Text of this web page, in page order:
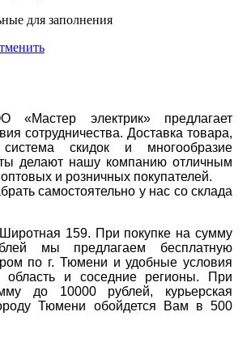
для заполнения
«Мастер электрик» предлагает
сотрудничества. Доставка товара,
скидок и многообразие
делают нашу компанию отличным
и розничных покупателей.
самостоятельно у нас со склада
159. При покупке на сумму
мы предлагаем бесплатную
по г. Тюмени и удобные условия
область и соседние регионы. При
до 10000 рублей, курьерская
Тюмени обойдется Вам в 500